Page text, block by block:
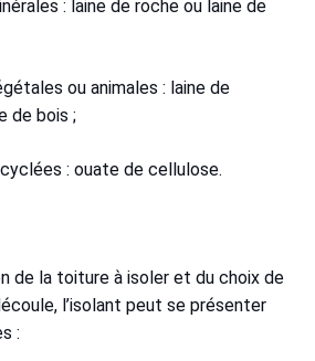
: laine de roche ou laine de
ou animales : laine de
de bois ;
: ouate de cellulose.
de la toiture à isoler et du choix de
l’isolant peut se présenter
: